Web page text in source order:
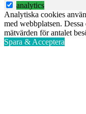
analytics
Analytiska cookies
med webbplatsen.
mätvärden för antalet
Spara & Acceptera